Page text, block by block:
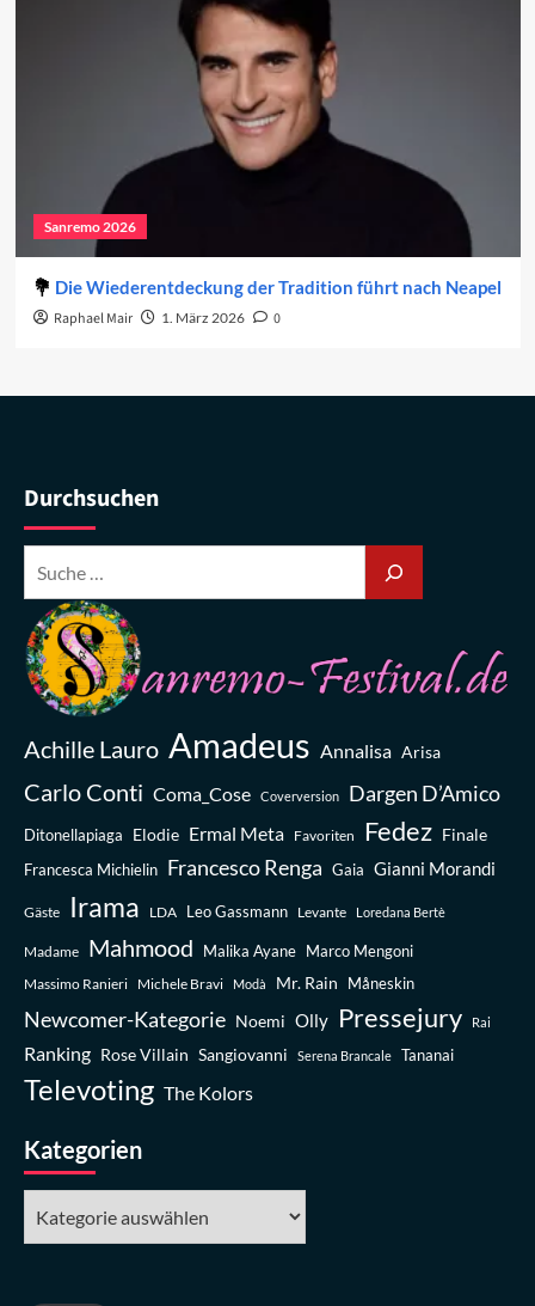
Sanremo 2026
Die Wiederentdeckung der Tradition führt nach Neapel
Raphael Mair 1. März 2026 0
Durchsuchen
Achille Lauro Amadeus Annalisa Arisa
Carlo Conti Coma_Cose Coverversion Dargen D’Amico
Ditonellapiaga Elodie Ermal Meta Favoriten Fedez Finale
Francesca Michielin Francesco Renga Gaia Gianni Morandi
Gäste Irama LDA Leo Gassmann Levante Loredana Bertè
Madame Mahmood Malika Ayane Marco Mengoni
Massimo Ranieri Michele Bravi Modà Mr. Rain Måneskin
Newcomer-Kategorie Noemi Olly Pressejury Rai
Ranking Rose Villain Sangiovanni Serena Brancale Tananai
Televoting The Kolors
Kategorien